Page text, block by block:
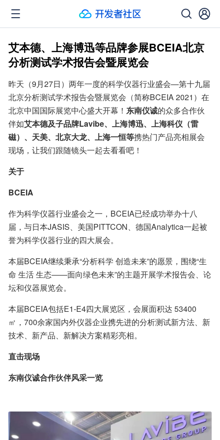
艾本德、上海博迅等品牌参展BCEIA北京
分析测试学术报告会暨展览会
昨天（9月27日）两年一度的科学仪器行业盛会—第十九届
北京分析测试学术报告会暨展览会（简称BCEIA 2021）在
北京中国国际展览中心盛大开幕！ 东南仪诚的众多合作伙
伴如艾本德及子品牌Lavibe、上海博迅、上海科仪（雷
磁）、天美、北京大龙、上海一恒等携热门产品亮相展会
现场，让我们跟随镜头一起去看看吧！
关于
BCEIA
作为科学仪器行业盛会之一，BCEIA已经成功举办十八
届，与日本JASIS、美国PITTCON、德国Analytica一起被
誉为科学仪器行业的四大展会。
本届BCEIA继续秉承“分析科学 创造未来”的愿景，围绕“生
命 生活 生态——面向绿色未来”的主题开展学术报告会、论
坛和仪器展览会。
本届BCEIA包括E1-E4四大展览区，会展面积达 53400
㎡，700余家国内外仪器企业携先进的分析测试新方法、新
技术、新产品、新解决方案精彩亮相。
直击现场
东南仪诚合作伙伴风采一览